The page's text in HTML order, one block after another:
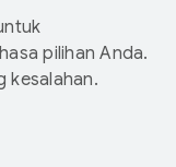
pilihan Anda.
kesalahan.